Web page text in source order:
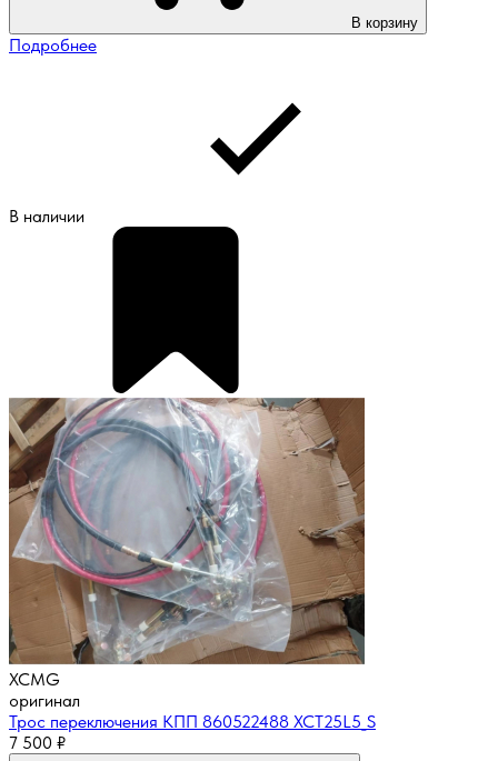
В корзину
Подробнее
В наличии
XCMG
оригинал
Трос переключения КПП 860522488 XCT25L5_S
7 500 ₽